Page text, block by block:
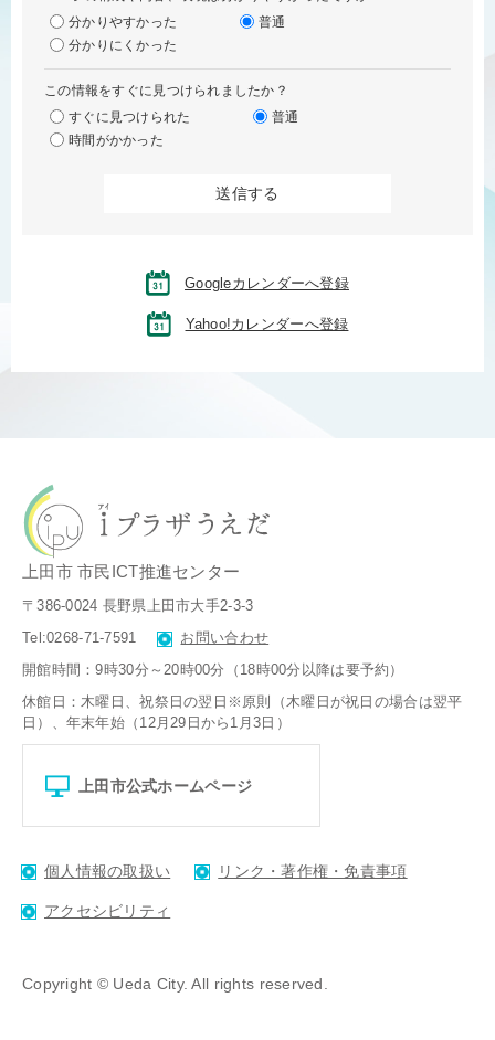
分かりやすかった
普通
分かりにくかった
この情報をすぐに見つけられましたか？
すぐに見つけられた
普通
時間がかかった
Googleカレンダーへ登録
Yahoo!カレンダーへ登録
上田市 市民ICT推進センター
〒386-0024 長野県上田市大手2-3-3
Tel:0268-71-7591
お問い合わせ
開館時間：9時30分～20時00分（18時00分以降は要予約）
休館日：木曜日、祝祭日の翌日※原則（木曜日が祝日の場合は翌平
日）、 年末年始（12月29日から1月3日）
上田市公式ホームページ
個人情報の取扱い リンク・著作権・免責事項
アクセシビリティ
Copyright © Ueda City. All rights reserved.